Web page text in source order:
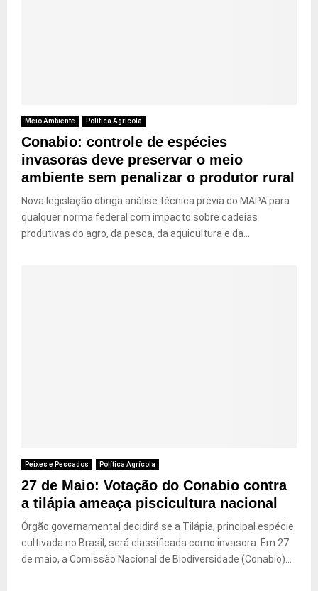
Meio Ambiente Política Agrícola
Conabio: controle de espécies
invasoras deve preservar o meio
ambiente sem penalizar o produtor rural
Nova legislação obriga análise técnica prévia do MAPA para
qualquer norma federal com impacto sobre cadeias
produtivas do agro, da pesca, da aquicultura e da...
Peixes e Pescados Política Agrícola
27 de Maio: Votação do Conabio contra
a tilápia ameaça piscicultura nacional
Órgão governamental decidirá se a Tilápia, principal espécie
cultivada no Brasil, será classificada como invasora. Em 27
de maio, a Comissão Nacional de Biodiversidade (Conabio)...